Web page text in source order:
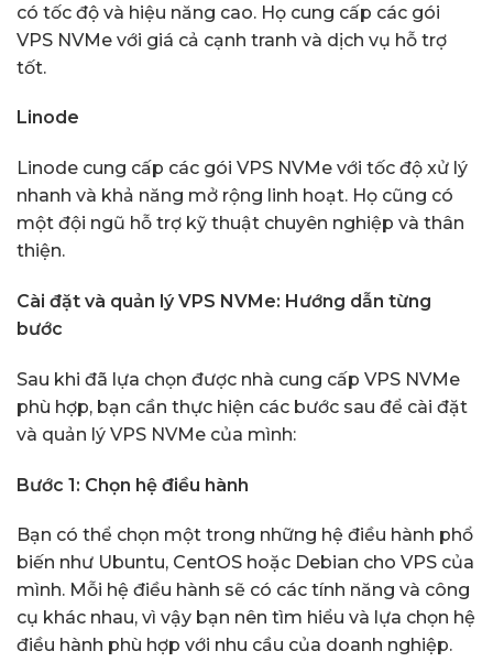
có tốc độ và hiệu năng cao. Họ cung cấp các gói
VPS NVMe với giá cả cạnh tranh và dịch vụ hỗ trợ
tốt.
Linode
Linode cung cấp các gói VPS NVMe với tốc độ xử lý
nhanh và khả năng mở rộng linh hoạt. Họ cũng có
một đội ngũ hỗ trợ kỹ thuật chuyên nghiệp và thân
thiện.
Cài đặt và quản lý VPS NVMe: Hướng dẫn từng
bước
Sau khi đã lựa chọn được nhà cung cấp VPS NVMe
phù hợp, bạn cần thực hiện các bước sau để cài đặt
và quản lý VPS NVMe của mình:
Bước 1: Chọn hệ điều hành
Bạn có thể chọn một trong những hệ điều hành phổ
biến như Ubuntu, CentOS hoặc Debian cho VPS của
mình. Mỗi hệ điều hành sẽ có các tính năng và công
cụ khác nhau, vì vậy bạn nên tìm hiểu và lựa chọn hệ
điều hành phù hợp với nhu cầu của doanh nghiệp.